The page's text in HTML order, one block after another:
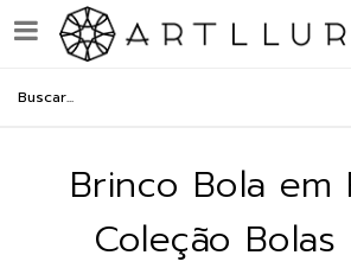
Brinco Bola em
Coleção Bolas